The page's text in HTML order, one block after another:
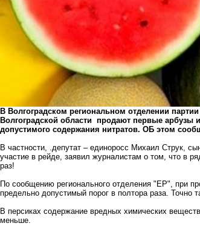
В Волгоградском региональном отделении
Волгоградской области продают первые
допустимого содержания нитратов. ОБ этом
В частности, .депутат – единоросс Михаил Струк,
участие в рейде, заявил журналистам о том, что в
раз!
По сообщению регионального отделения "ЕР", при
предельно допустимый порог в полтора раза.
В персиках содержание вредных химических
меньше.